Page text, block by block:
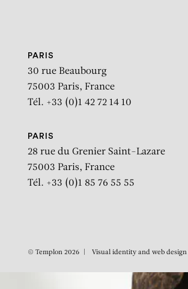
PARIS
30 rue Beaubourg
75003 Paris, France
Tél. +33 (0)1 42 72 14 10
PARIS
28 rue du Grenier Saint-Lazare
75003 Paris, France
Tél. +33 (0)1 85 76 55 55
© Templon 2026 Visual identity and web design